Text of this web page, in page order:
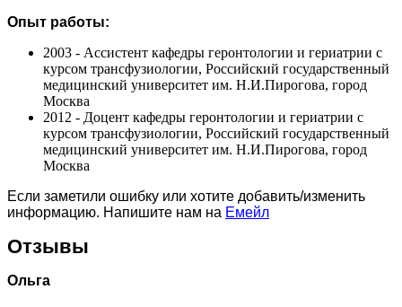
Опыт работы:
2003 - Ассистент кафедры геронтологии и гериатрии с
курсом трансфузиологии, Российский государственный
медицинский университет им. Н.И.Пирогова, город
Москва
2012 - Доцент кафедры геронтологии и гериатрии с
курсом трансфузиологии, Российский государственный
медицинский университет им. Н.И.Пирогова, город
Москва
Если заметили ошибку или хотите добавить/изменить
информацию. Напишите нам на Емейл
Отзывы
Ольга